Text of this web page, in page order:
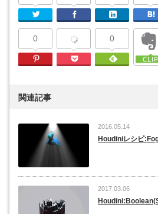
Twitter Facebook
0
Pinterest Pocket
0
関連記事
2016.05.14
Houdiniレシピ
2017.03.06